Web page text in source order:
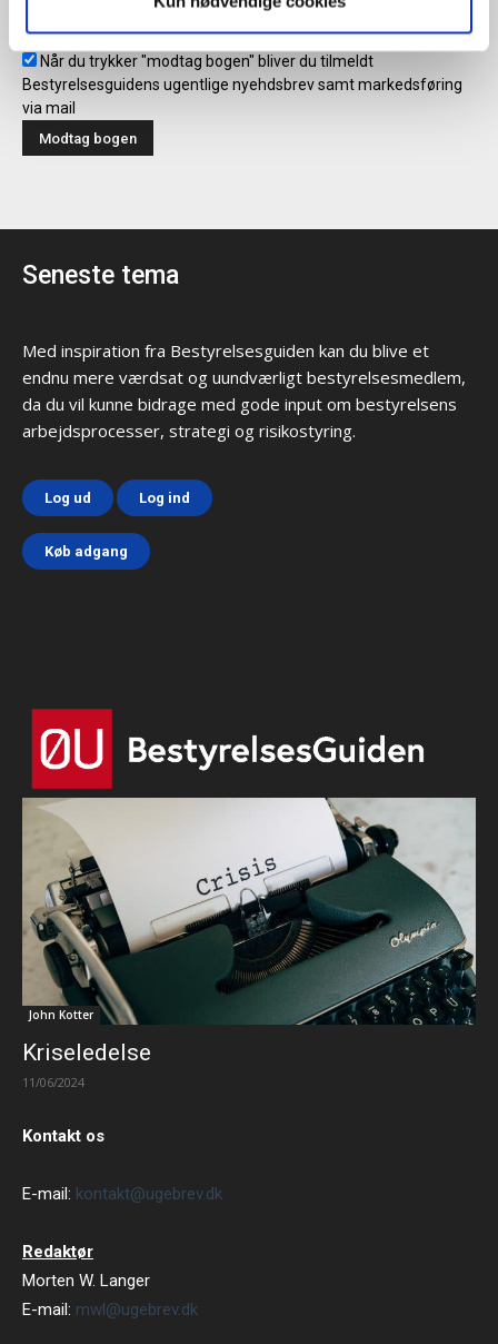
Når du trykker "modtag bogen" bliver du tilmeldt
Bestyrelsesguidens ugentlige nyehdsbrev samt markedsføring
via mail
Seneste tema
Med inspiration fra Bestyrelsesguiden kan du blive et
endnu mere værdsat og uundværligt bestyrelsesmedlem,
da du vil kunne bidrage med gode input om bestyrelsens
arbejdsprocesser, strategi og risikostyring.
Log ud Log ind
Køb adgang
John Kotter
Kriseledelse
11/06/2024
Kontakt os
E-mail: kontakt@ugebrev.dk
Redaktør
Morten W. Langer
E-mail: mwl@ugebrev.dk